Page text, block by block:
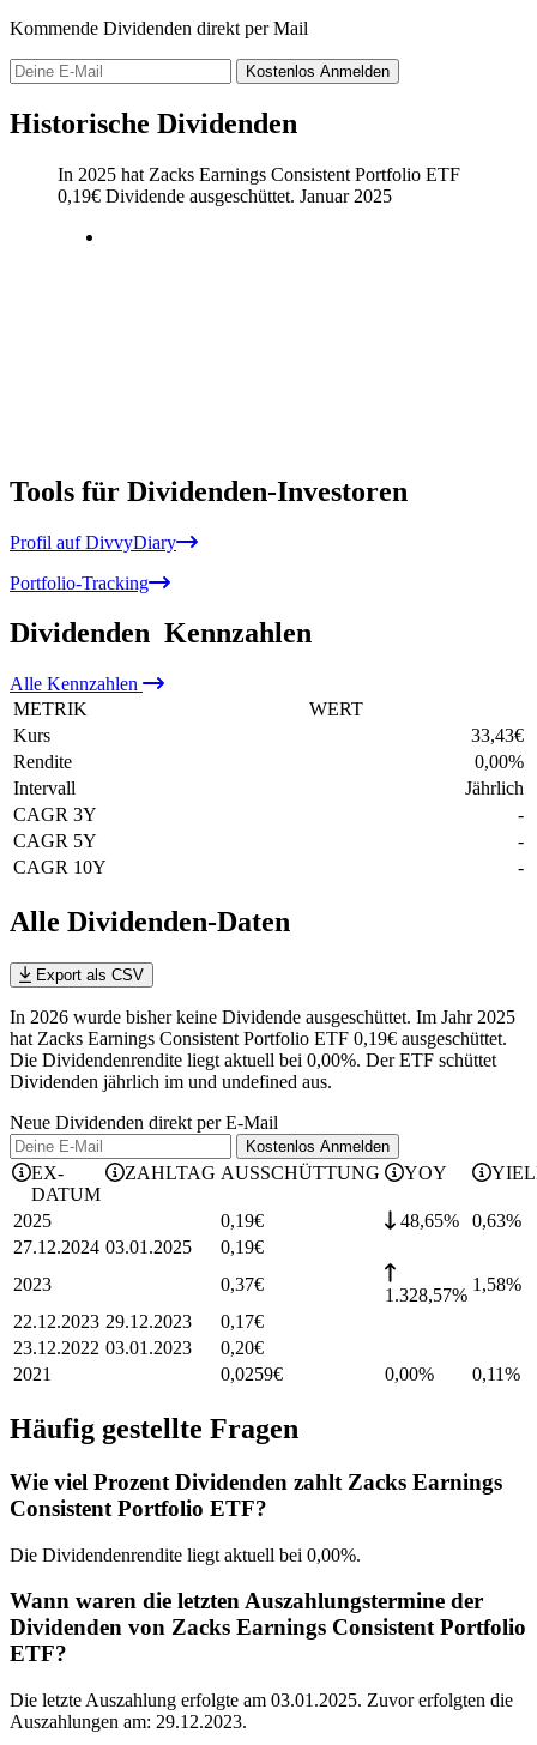
Kommende Dividenden direkt per Mail
Kostenlos Anmelden
Historische Dividenden
In 2025 hat Zacks Earnings Consistent Portfolio ETF
0,19€ Dividende ausgeschüttet. Januar 2025
Tools für Dividenden-Investoren
Profil auf DivvyDiary
Portfolio-Tracking
Dividenden Kennzahlen
Alle Kennzahlen
METRIK
WERT
Kurs
33,43€
Rendite
0,00%
Intervall
Jährlich
CAGR 3Y
-
CAGR 5Y
-
CAGR 10Y
-
Alle Dividenden-Daten
Export als CSV
In 2026 wurde bisher keine Dividende ausgeschüttet. Im Jahr 2025
hat Zacks Earnings Consistent Portfolio ETF 0,19€ ausgeschüttet.
Die Dividendenrendite liegt aktuell bei 0,00%. Der ETF schüttet
Dividenden jährlich im und undefined aus.
Neue Dividenden direkt per E-Mail
Kostenlos Anmelden
EX-
DATUM
ZAHLTAG AUSSCHÜTTUNG YOY
2025 0,19€ 48,65% 0,63%
27.12.2024 03.01.2025 0,19€
2023
0,37€
1.328,57%
1,58%
22.12.2023 29.12.2023 0,17€
23.12.2022 03.01.2023 0,20€
2021
0,0259€ 0,00% 0,11%
Häufig gestellte Fragen
Wie viel Prozent Dividenden zahlt Zacks Earnings
Consistent Portfolio ETF?
Die Dividendenrendite liegt aktuell bei 0,00%.
Wann waren die letzten Auszahlungstermine der
Dividenden von Zacks Earnings Consistent Portfolio
ETF?
Die letzte Auszahlung erfolgte am 03.01.2025. Zuvor erfolgten die
Auszahlungen am: 29.12.2023.